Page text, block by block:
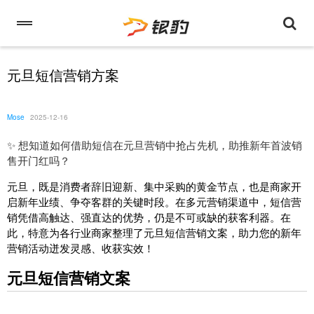
元旦短信营销方案
Mose 2025-12-16
✨ 想知道如何借助短信在元旦营销中抢占先机，助推新年首波销
售开门红吗？
元旦，既是消费者辞旧迎新、集中采购的黄金节点，也是商家开
启新年业绩、争夺客群的关键时段。在多元营销渠道中，短信营
销凭借高触达、强直达的优势，仍是不可或缺的获客利器。在
此，特意为各行业商家整理了元旦短信营销文案，助力您的新年
营销活动迸发灵感、收获实效！
元旦短信营销文案